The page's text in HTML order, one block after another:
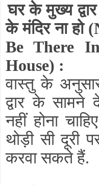
घर के मुख्य
के मंदिर ना हो
Be There
House) :
वास्तु के
द्वार के सामने
नहीं होना
थोड़ी सी दूरी
करवा सकते हैं.